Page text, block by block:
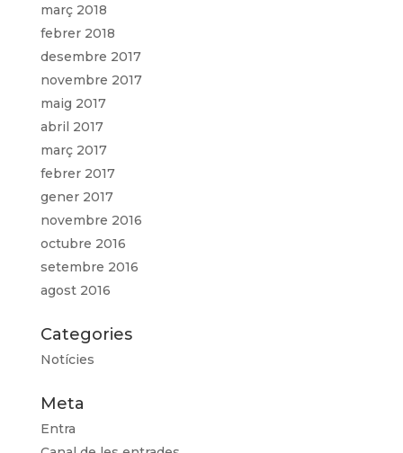
març 2018
febrer 2018
desembre 2017
novembre 2017
maig 2017
abril 2017
març 2017
febrer 2017
gener 2017
novembre 2016
octubre 2016
setembre 2016
agost 2016
Categories
Notícies
Meta
Entra